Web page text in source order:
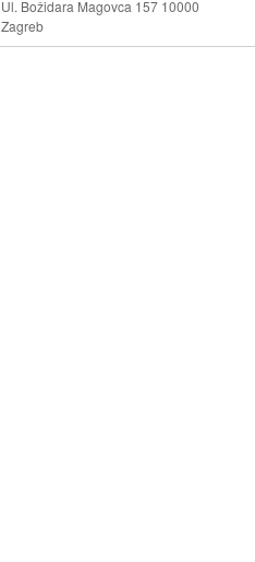
Ul. Božidara Magovca 157 10000
Zagreb